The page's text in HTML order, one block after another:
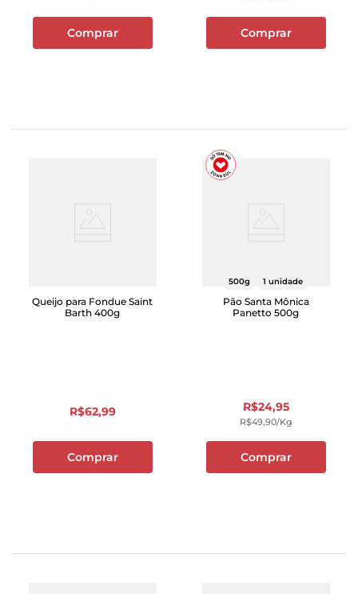
Comprar Comprar
Queijo para Fondue Saint
Barth 400g
R$62,99
Comprar
500g 1 unidade
Pão Santa Mônica
Panetto 500g
R$24,95
R$49,90/kg
Comprar